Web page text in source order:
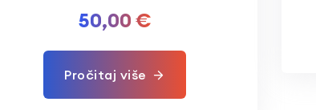
50,00 €
Pročitaj više